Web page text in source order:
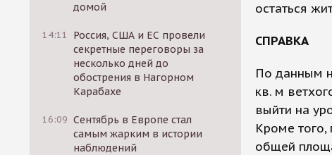
домой
14:11
Россия, США и ЕС провели
секретные переговоры за
несколько дней до
обострения в Нагорном
Карабахе
16:09 Сентябрь в Европе стал
самым жарким в истории
наблюдений
остаться
СПРАВКА
По данным
кв. м
выйти на
Кроме того,
общей